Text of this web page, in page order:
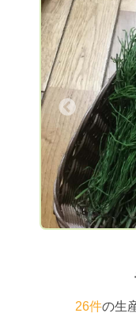
体エネルギーや
の自らの循環を
や薬草たちを育
菜・パースニッ
フラワー、たん
用ハーブ各種、
夏〜マイクロ
ズッキーニ 他
野草 まで多くの
す。 よろし
26件の生